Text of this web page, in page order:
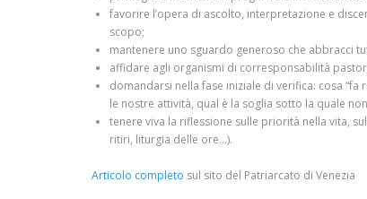
favorire l’opera di ascolto, interpretazione e
scopo;
mantenere uno sguardo generoso che abbracci
affidare agli organismi di corresponsabilità
domandarsi nella fase iniziale di verifica: cosa “fa
le nostre attività, qual è la soglia sotto la quale
tenere viva la riflessione sulle priorità nella vita,
ritiri, liturgia delle ore…).
Articolo completo sul sito del Patriarcato di Venezia